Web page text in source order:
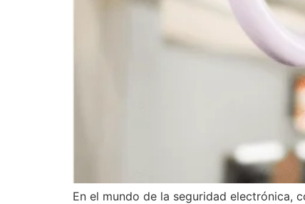
En el mundo de la seguridad electrónica,